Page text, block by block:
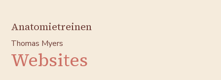
Anatomietreinen
Thomas Myers
Websites